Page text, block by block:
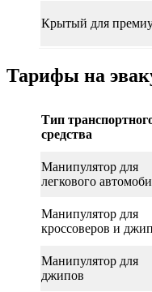
Крытый для
Тарифы на
Тип
средства
Манипулятор для
легкового
Манипулятор для
кроссоверов и
Манипулятор для
джипов